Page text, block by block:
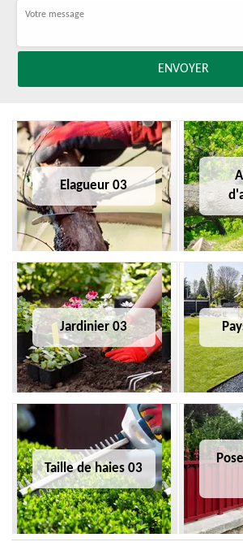
Elagueur 03
Jardinier 03
Taille de haies 03